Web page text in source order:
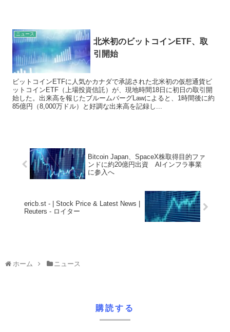
ニュース
北米初のビットコインETF、取
引開始
ビットコインETFに人気かカナダで承認された北米初の仮想通貨ビ
ットコインETF（上場投資信託）が、現地時間18日に初日の取引開
始した。出来高を報じたブルームバーグLawによると、1時間後に約
85億円（8,000万ドル）と好調な出来高を記録し...
Bitcoin Japan、SpaceX株取得目的ファ
ンドに約20億円出資 AIインフラ事業
に参入へ
ericb.st - | Stock Price & Latest News |
Reuters - ロイター
ホーム ニュース
購読する